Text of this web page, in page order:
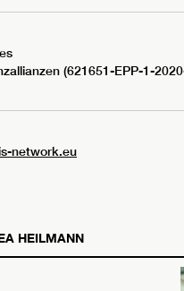
(621651-EPP-1-
network.eu
HEILMANN